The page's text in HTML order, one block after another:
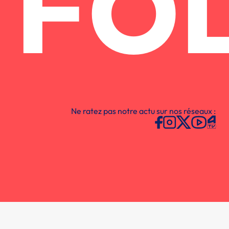
Ne ratez pas notre actu sur nos réseaux :